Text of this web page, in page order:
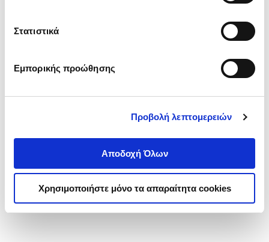
Στατιστικά
Εμπορικής προώθησης
Προβολή λεπτομερειών
Αποδοχή Όλων
Χρησιμοποιήστε μόνο τα απαραίτητα cookies